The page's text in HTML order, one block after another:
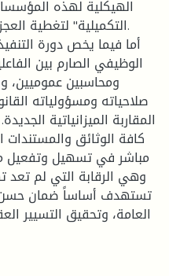
الهيكلية لهذه
التكميلية" لتغطية
أما فيما يخص دورة
الوظيفي الصارم بين
ومحاسبين
صلاحياته ومسؤولياته
المقاربة الميزانياتية
كافة الوثائق
مباشر في تسهيل وتفعيل
وهي الرقابة التي لم تعد
تستهدف أساساً ضمان حسن
العامة، وتحقيق التسيير